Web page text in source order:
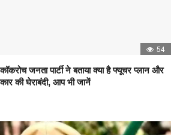
54
जनता पार्टी ने बताया क्या है फ्यूचर प्लान और
की घेराबंदी, आप भी जानें